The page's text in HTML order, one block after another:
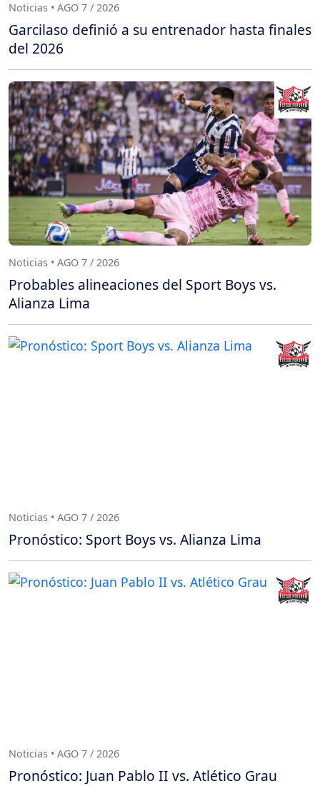
Noticias • AGO 7 / 2026
Garcilaso definió a su entrenador hasta finales
del 2026
Noticias • AGO 7 / 2026
Probables alineaciones del Sport Boys vs.
Alianza Lima
Noticias • AGO 7 / 2026
Pronóstico: Sport Boys vs. Alianza Lima
Noticias • AGO 7 / 2026
Pronóstico: Juan Pablo II vs. Atlético Grau